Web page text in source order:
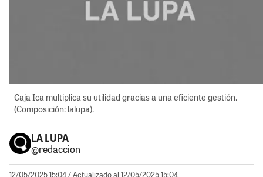
Caja Ica multiplica su utilidad gracias a una eficiente gestión.
(Composición: lalupa).
LA LUPA
@redaccion
12/05/2025 15:04/ Actualizado al 12/05/2025 15:04